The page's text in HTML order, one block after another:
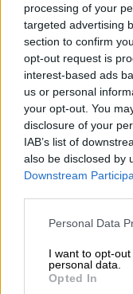
processing of your
targeted advertising
section to confirm
opt-out request is
interest-based ads
us or personal
your opt-out. You
disclosure of your
IAB’s list of
also be disclosed by
Downstream
Please note that
not limited to your
grant or deny
use your data for
Personal Data
I want to opt-
personal data.
Opted In
Ελλάδα|
Αυτοψία της
πτώσης των
βρέθηκε στο
λεπτομερής
πτώσης, καθώς